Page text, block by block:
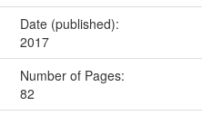
Date (published):
2017
Number of Pages:
82